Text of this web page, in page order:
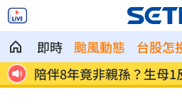
即時 颱風動態 台股怎
第一桶金5百萬 不靠爸他
訣